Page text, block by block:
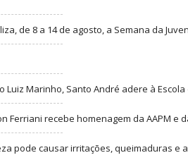
de 8 a 14 de agosto, a Semana da
Luiz Marinho, Santo André adere à
Ferriani recebe homenagem da AAPM e
pode causar irritações, queimaduras e